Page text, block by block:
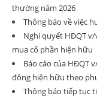
thường năm 2026
Thông báo về việc
Nghi quyết HĐQT
mua cổ phần hiện hữu
Báo cáo của HĐQT
đông hiện hữu theo
Thông báo tiếp tục